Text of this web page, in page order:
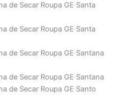
de Secar Roupa GE Santa
de Secar Roupa GE Santa
de Secar Roupa GE Santana
de Secar Roupa GE Santana
de Secar Roupa GE Santo